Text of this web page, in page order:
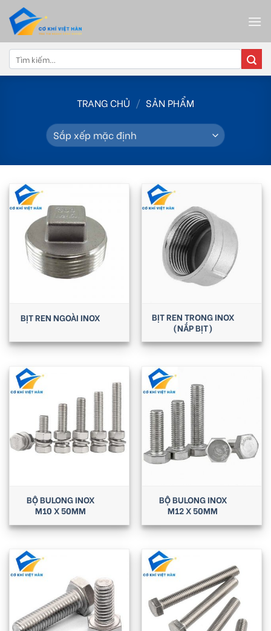
content
Tìm
kiếm:
TRANG CHỦ / SẢN PHẨM
BỊT REN NGOÀI INOX
BỊT REN TRONG INOX
(NẮP BỊT)
BỘ BULONG INOX
M10 X 50MM
BỘ BULONG INOX
M12 X 50MM